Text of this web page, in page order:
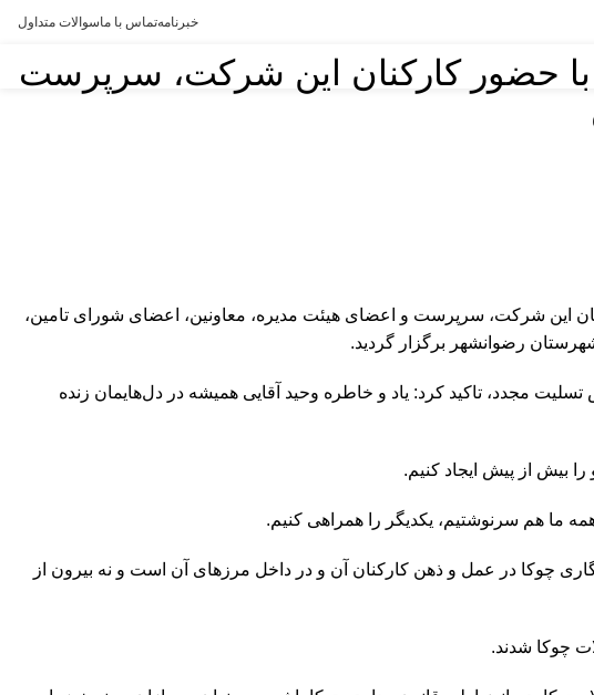
خبرنامهتماس با ماسوالات متداول
با حضور کارکنان این شرکت، سرپرست
هفته کار و کارگربا حضور کارکنان این شرکت، سرپرست و اعضای هیئت مدیره، معاونین، اعضای شورای تامین،
رضوانشهر برگزار گردید.
مجدد، تاکید کرد: یاد و خاطره وحید آقایی همیشه در دل‌هایمان زنده
بیش از پیش ایجاد کنیم.
ما هم سرنوشتیم، یکدیگر را همراهی کنیم.
چوکا در عمل و ذهن کارکنان آن و در داخل مرزهای آن است و نه بیرون از
چوکا شدند.